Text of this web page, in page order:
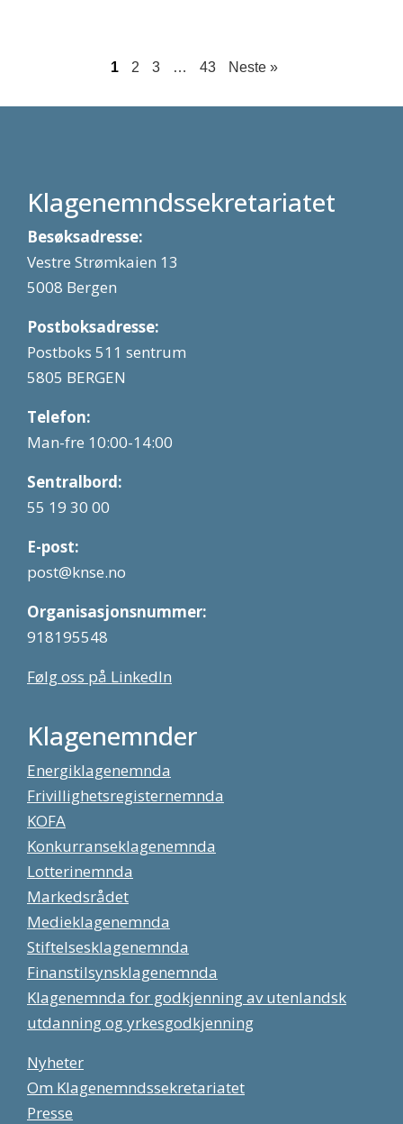
1 2 3 … 43 Neste »
Klagenemndssekretariatet
Besøksadresse:
Vestre Strømkaien 13
5008 Bergen
Postboksadresse:
Postboks 511 sentrum
5805 BERGEN
Telefon:
Man-fre 10:00-14:00
Sentralbord:
55 19 30 00
E-post:
post@knse.no
Organisasjonsnummer:
918195548
Følg oss på LinkedIn
Klagenemnder
Energiklagenemnda
Frivillighetsregisternemnda
KOFA
Konkurranseklagenemnda
Lotterinemnda
Markedsrådet
Medieklagenemnda
Stiftelsesklagenemnda
Finanstilsynsklagenemnda
Klagenemnda for godkjenning av utenlandsk
utdanning og yrkesgodkjenning
Nyheter
Om Klagenemndssekretariatet
Presse